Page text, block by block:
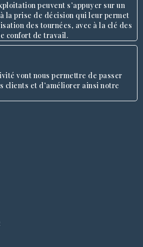
peuvent s’appuyer sur un
la prise de décision qui leur permet
des tournées, avec à la clé des
confort de travail.
vont nous permettre de passer
clients et d’améliorer ainsi notre